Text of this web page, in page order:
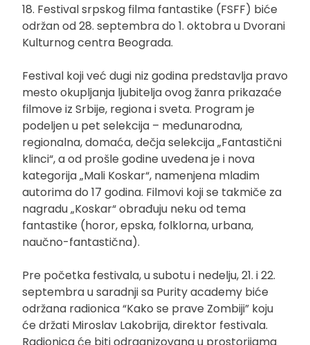
18. Festival srpskog filma fantastike (FSFF) biće
održan od 28. septembra do 1. oktobra u Dvorani
Kulturnog centra Beograda.
Festival koji već dugi niz godina predstavlja pravo
mesto okupljanja ljubitelja ovog žanra prikazaće
filmove iz Srbije, regiona i sveta. Program je
podeljen u pet selekcija – međunarodna,
regionalna, domaća, dečja selekcija „Fantastični
klinci“, a od prošle godine uvedena je i nova
kategorija „Mali Koskar“, namenjena mladim
autorima do 17 godina. Filmovi koji se takmiče za
nagradu „Koskar“ obrađuju neku od tema
fantastike (horor, epska, folklorna, urbana,
naučno-fantastična).
Pre početka festivala, u subotu i nedelju, 21. i 22.
septembra u saradnji sa Purity academy biće
održana radionica “Kako se prave Zombiji” koju
će držati Miroslav Lakobrija, direktor festivala.
Radionica će biti odrganizovana u prostorijama